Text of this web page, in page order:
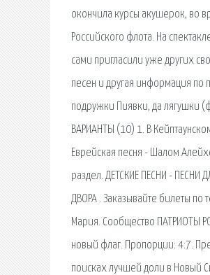
окончила курсы акушерок, во
Российского флота. На
сами пригласили уже других
песен и другая информация по
подружки Пиявки, да лягушки
ВАРИАНТЫ (10) 1. В
Еврейская песня - Шалом
раздел. ДЕТСКИЕ ПЕСНИ - ПЕСНИ
ДВОРА . Заказывайте билеты
Мария. Сообщество ПАТРИОТЫ
новый флаг. Пропорции: 4:7.
поисках лучшей доли в Новый